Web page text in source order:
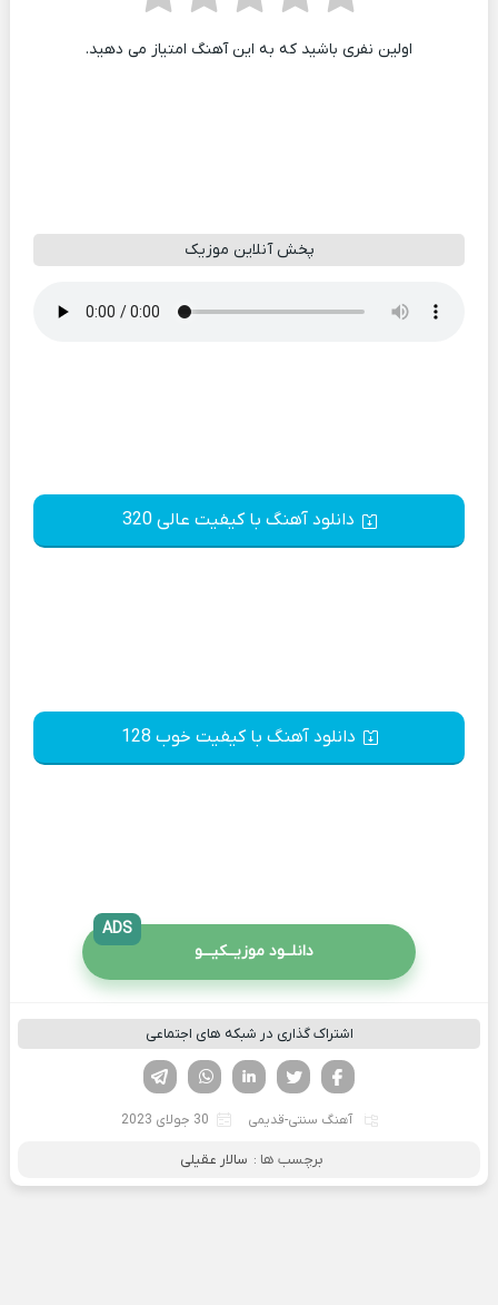
اولین نفری باشید که به این آهنگ امتیاز می دهید.
پخش آنلاین موزیک
دانلود آهنگ با کیفیت عالی 320
دانلود آهنگ با کیفیت خوب 128
دانلــود موزیــکیـــو
ADS
اشتراک گذاری در شبکه های اجتماعی
لینکدین تویتر
فیسوک
آهنگ سنتی-قدیمی 30 جولای 2023
برچسب ها : سالار عقیلی